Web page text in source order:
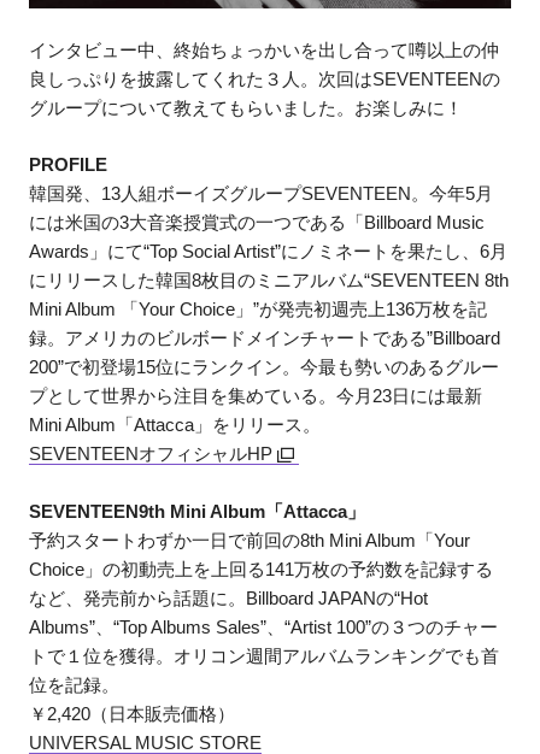
インタビュー中、終始ちょっかいを出し合って噂以上の仲
良しっぷりを披露してくれた３人。次回はSEVENTEENの
グループについて教えてもらいました。お楽しみに！
PROFILE
韓国発、13人組ボーイズグループSEVENTEEN。今年5月
には米国の3大音楽授賞式の一つである「Billboard Music
Awards」にて“Top Social Artist”にノミネートを果たし、6月
にリリースした韓国8枚目のミニアルバム“SEVENTEEN 8th
Mini Album 「Your Choice」”が発売初週売上136万枚を記
録。アメリカのビルボードメインチャートである”Billboard
200”で初登場15位にランクイン。今最も勢いのあるグルー
プとして世界から注目を集めている。今月23日には最新
Mini Album「Attacca」をリリース。
SEVENTEENオフィシャルHP
SEVENTEEN9th Mini Album「Attacca」
予約スタートわずか一日で前回の8th Mini Album「Your
Choice」の初動売上を上回る141万枚の予約数を記録する
など、発売前から話題に。Billboard JAPANの“Hot
Albums”、“Top Albums Sales”、“Artist 100”の３つのチャー
トで１位を獲得。オリコン週間アルバムランキングでも首
位を記録。
￥2,420（日本販売価格）
UNIVERSAL MUSIC STORE